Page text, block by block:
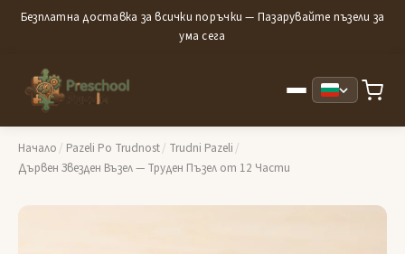
Безплатна доставка за всички поръчки — Пазарувайте пъзели за
ума сега
Начало / Pazeli Po Trudnost/ Trudni Pazeli /
Дървен Звезден Възел — Труден Пъзел от 12 Части